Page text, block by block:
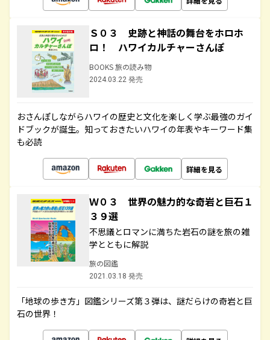
Ｓ０３ 史跡と神話の舞台をホロホ
ロ！ ハワイカルチャーさんぽ
BOOKS 旅の読み物
2024.03.22 発売
おさんぽしながらハワイの歴史と文化を楽しく学ぶ最強のガイ
ドブックが誕生。知っておきたいハワイの年表やキーワード集
も必読
詳細を見る
Ｗ０３ 世界の魅力的な奇岩と巨石１
３９選
不思議とロマンに満ちた岩石の謎を旅の雑
学とともに解説
旅の図鑑
2021.03.18 発売
「地球の歩き方」図鑑シリーズ第３弾は、謎だらけの奇岩と巨
石の世界！